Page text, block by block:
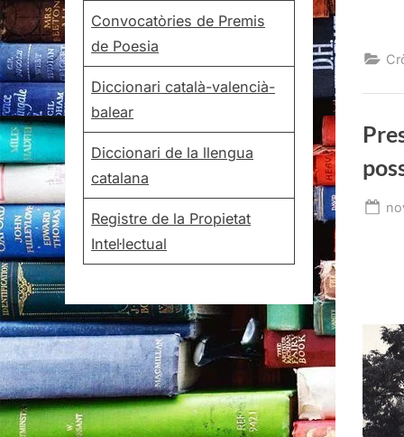
Convocatòries de Premis
de Poesia
Diccionari català-valencià-
balear
Diccionari de la llengua
catalana
Registre de la Propietat
Intel·lectual